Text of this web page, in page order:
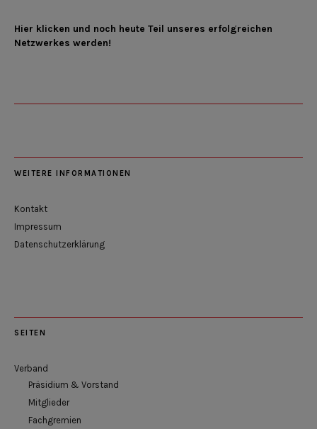
Hier klicken und noch heute Teil unseres erfolgreichen
Netzwerkes werden!
WEITERE INFORMATIONEN
Kontakt
Impressum
Datenschutzerklärung
SEITEN
Verband
Präsidium & Vorstand
Mitglieder
Fachgremien